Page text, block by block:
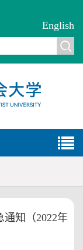
English
知（2022年